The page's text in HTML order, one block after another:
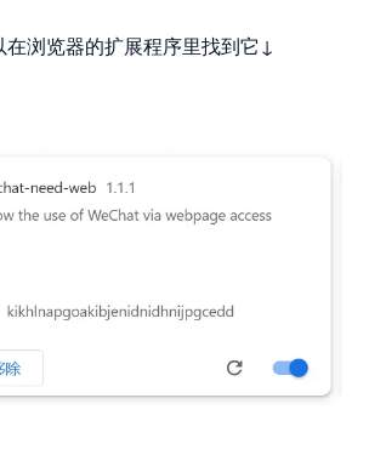
浏览器的扩展程序里找到它↓